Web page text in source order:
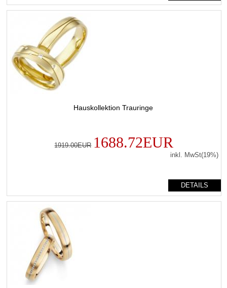
Hauskollektion Trauringe
1919.00EUR 1688.72EUR
inkl. MwSt(19%)
DETAILS